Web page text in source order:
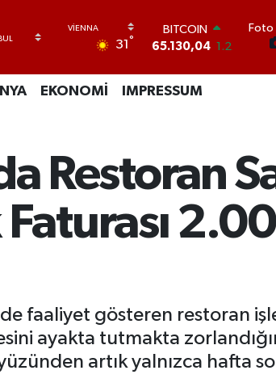
31 °
DOLAR
47,7106 0.17
STERLİN
BİST100
13.773
65.130,04
1.2
Foto
EKONOMİ IMPRESSUM
Restoran
faaliyet gösteren restoran
ayakta tutmakta
artık yalnızca hafta